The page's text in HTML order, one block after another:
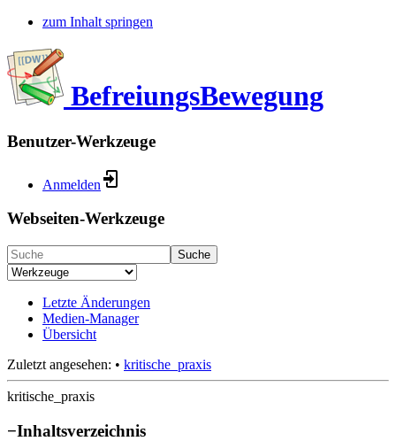
zum Inhalt springen
BefreiungsBewegung
Benutzer-Werkzeuge
Anmelden
Webseiten-Werkzeuge
Suche
Letzte Änderungen
Medien-Manager
Übersicht
Zuletzt angesehen: • kritische_praxis
kritische_praxis
−Inhaltsverzeichnis